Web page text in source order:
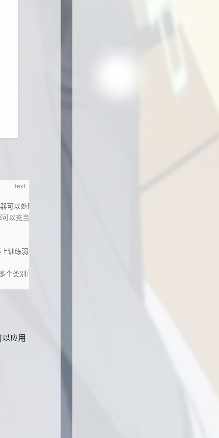
text
器可以处理任何数据类型。
以充当弱分类器。
训练弱分类器。
个类别的场景，那么就要像多类 SVM 中的做法一样对 AdaBoost 进
应用